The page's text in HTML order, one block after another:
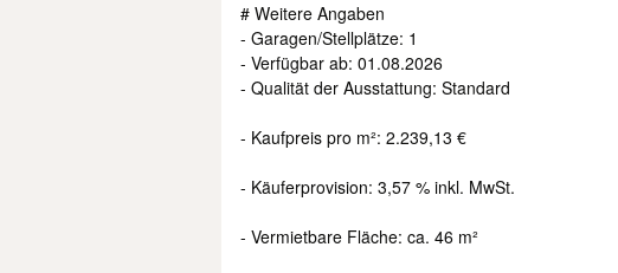
# Weitere Angaben
- Garagen/Stellplätze: 1
- Verfügbar ab: 01.08.2026
- Qualität der Ausstattung: Standard
- Kaufpreis pro m²: 2.239,13 €
- Käuferprovision: 3,57 % inkl. MwSt.
- Vermietbare Fläche: ca. 46 m²